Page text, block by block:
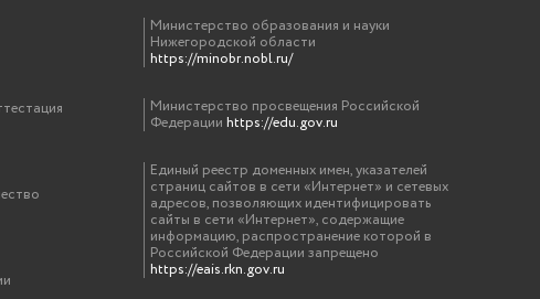
Министерство образования и науки
Нижегородской области
https://minobr.nobl.ru/
Министерство просвещения Российской
Федерации https://edu.gov.ru
Единый реестр доменных имен, указателей
страниц сайтов в сети «Интернет» и сетевых
адресов, позволяющих идентифицировать
сайты в сети «Интернет», содержащие
информацию, распространение которой в
Российской Федерации запрещено
https://eais.rkn.gov.ru